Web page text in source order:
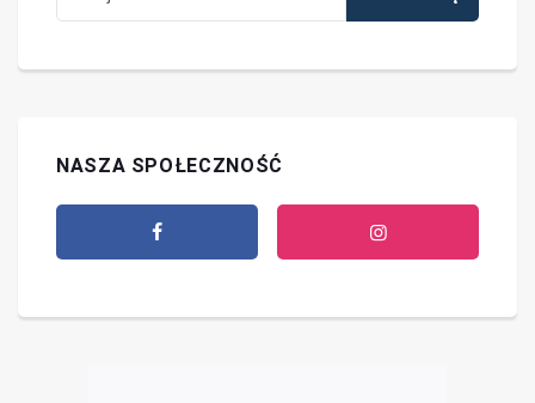
NASZA SPOŁECZNOŚĆ